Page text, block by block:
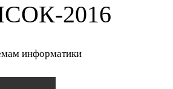
2016
информатики